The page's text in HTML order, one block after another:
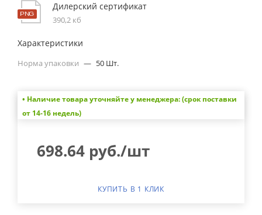
Дилерский сертификат
390,2 кб
Характеристики
Норма упаковки — 50 Шт.
• Наличие товара уточняйте у менеджера: (срок поставки
от 14-16 недель)
698.64 руб./шт
КУПИТЬ В 1 КЛИК